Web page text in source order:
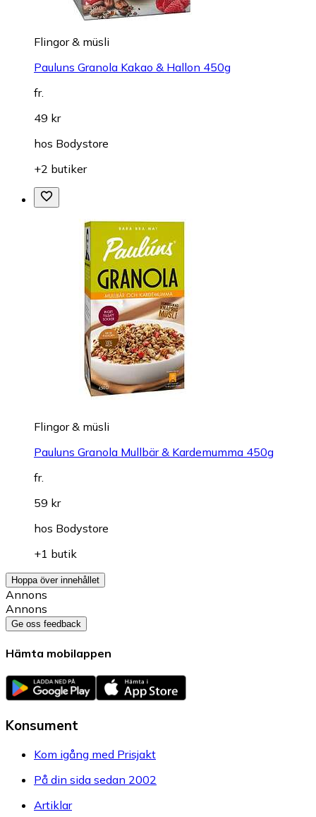
Flingor & müsli
Pauluns Granola Kakao & Hallon 450g
fr.
49 kr
hos Bodystore
+2 butiker
Flingor & müsli
Pauluns Granola Mullbär & Kardemumma 450g
fr.
59 kr
hos Bodystore
+1 butik
Hoppa över innehållet
Annons
Annons
Ge oss feedback
Hämta mobilappen
Konsument
Kom igång med Prisjakt
På din sida sedan 2002
Artiklar